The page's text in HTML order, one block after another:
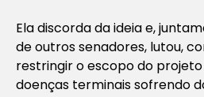
Ela discorda da ideia e,
de outros senadores, lutou,
restringir o escopo do
doenças terminais sofrendo